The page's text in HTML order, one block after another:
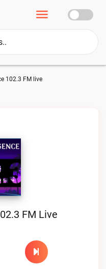
102.3 FM live
FM Live